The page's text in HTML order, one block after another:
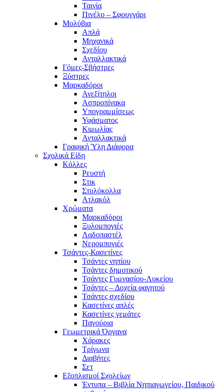
Ταινία
Πινέλο – Σφουγγάρι
Μολύβια
Απλά
Μηχανικά
Σχεδίου
Ανταλλακτικά
Γόμες-Σβήστρες
Ξύστρες
Μαρκαδόροι
Ανεξίτηλοι
Ασπροπίνακα
Υπογραμμίσεως
Υφάσματος
Κιμωλίας
Ανταλλακτικά
Γραφική Ύλη Διάφορα
Σχολικά Είδη
Κόλλες
Ρευστή
Στικ
Στυλόκολλα
Ατλακόλ
Χρώματα
Μαρκαδόροι
Ξυλομπογιές
Λαδοπαστέλ
Νερομπογιές
Τσάντες-Κασετίνες
Τσάντες νηπίου
Τσάντες δημοτικού
Τσάντες Γυμνασίου-Λυκείου
Τσάντες – Δοχεία φαγητού
Τσάντες σχεδίου
Κασετίνες απλές
Κασετίνες γεμάτες
Παγούρια
Γεωμετρικά Όργανα
Χάρακες
Τρίγωνα
Διαβήτες
Σετ
Εξοπλισμοί Σχολείων
Έντυπα – Βιβλία Νηπιαγωγείου, Παιδικού